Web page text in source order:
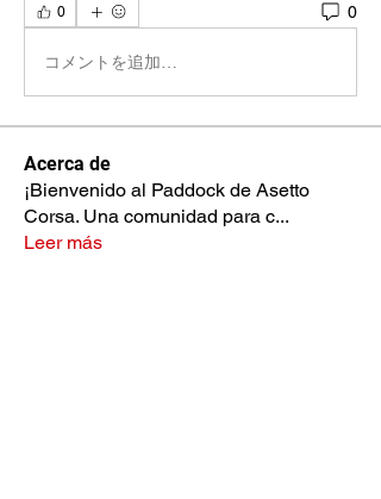
0 0
コメントを追加…
Acerca de
¡Bienvenido al Paddock de Asetto
Corsa. Una comunidad para c...
Leer más